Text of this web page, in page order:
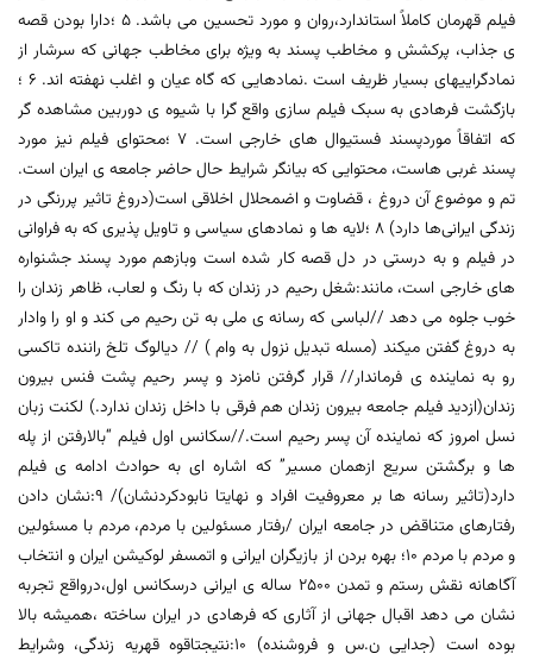
فیلم قهرمان کاملاً استاندارد،روان و مورد تحسین می باشد. ۵ ؛دارا بودن قصه
ی جذاب، پرکشش و مخاطب پسند به ویژه برای مخاطب جهانی که سرشار از
نمادگراییهای بسیار ظریف است .نمادهایی که گاه عیان و اغلب نهفته اند. ۶ ؛
بازگشت فرهادی به سبک فیلم سازی واقع گرا با شیوه ی دوربین مشاهده گر
که اتفاقاً موردپسند فستیوال های خارجی است. ۷ ؛محتوای فیلم نیز مورد
پسند غربی هاست، محتوایی که بیانگر شرایط حال حاضر جامعه ی ایران است.
تم و موضوع آن دروغ ، قضاوت و اضمحلال اخلاقی است(دروغ تاثیر پررنگی در
زندگی ایرانی‌ها دارد) ۸ ؛لایه ها و نمادهای سیاسی و تاویل پذیری که به فراوانی
در فیلم و به درستی در دل قصه کار شده است وبازهم مورد پسند جشنواره
های خارجی است، مانند:شغل رحیم در زندان که با رنگ و لعاب، ظاهر زندان را
خوب جلوه می دهد //لباسی که رسانه ی ملی به تن رحیم می کند و او را وادار
به دروغ گفتن میکند (مسله تبدیل نزول به وام ) // دیالوگ تلخ راننده تاکسی
رو به نماینده ی فرماندار// قرار گرفتن نامزد و پسر رحیم پشت فنس بیرون
زندان(ازدید فیلم جامعه بیرون زندان هم فرقی با داخل زندان ندارد.) لکنت زبان
نسل امروز که نماینده آن پسر رحیم است.//سکانس اول فیلم “بالارفتن از پله
ها و برگشتن سریع ازهمان مسیر” که اشاره ای به حوادث ادامه ی فیلم
دارد(تاثیر رسانه ها بر معروفیت افراد و نهایتا نابودکردنشان)/ ۹:نشان دادن
رفتارهای متناقض در جامعه ایران /رفتار مسئولین با مردم، مردم با مسئولین
و مردم با مردم ۱۰؛ بهره بردن از بازیگران ایرانی و اتمسفر لوکیشن ایران و انتخاب
آگاهانه نقش رستم و تمدن ۲۵۰۰ ساله ی ایرانی درسکانس اول،درواقع تجربه
نشان می دهد اقبال جهانی از آثاری که فرهادی در ایران ساخته ،همیشه بالا
بوده است (جدایی ن.س و فروشنده) ۱۰:نتیجتاقوه قهریه زندگی، وشرایط